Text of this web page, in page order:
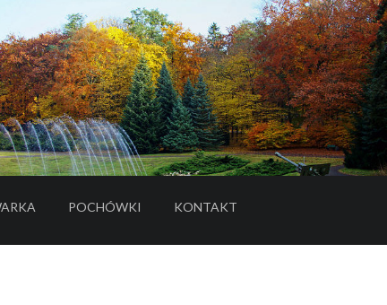
POCHÓWKI
- LINK DO SERWISU ZEWNĘTRZNEGO
KONTAKT